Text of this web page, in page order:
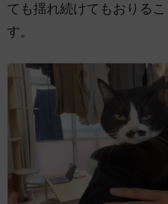
ても揺れ続けてもおりる
す。